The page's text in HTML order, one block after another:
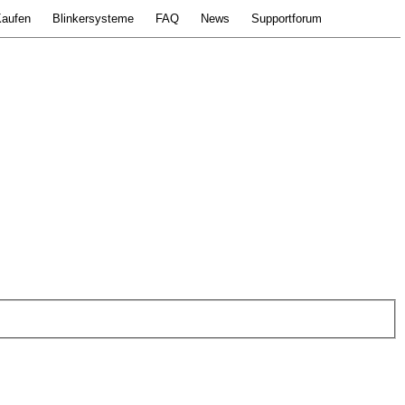
Blinkersysteme FAQ News Supportforum